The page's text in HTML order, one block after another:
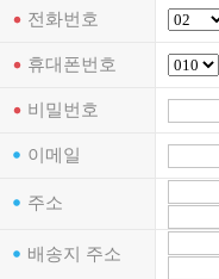
전화번호
휴대폰번호
비밀번호
이메일
주소
배송지 주소